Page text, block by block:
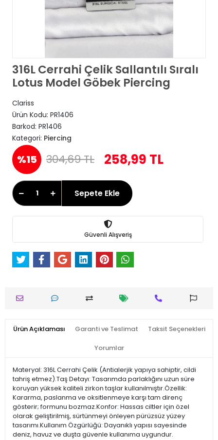
316L Cerrahi Çelik Sallantılı Sıralı
Lotus Model Göbek Piercing
Clariss
Ürün Kodu: PR1406
Barkod: PR1406
Kategori: Piercing
%15 304,69 TL 258,99 TL
Sepete Ekle
Güvenli Alışveriş
Ürün Açıklaması Garanti ve Teslimat Taksit Seçenekleri
Yorumlar
Materyal: 316L Cerrahi Çelik (Antialerjik yapıya sahiptir, cildi
tahriş etmez).Taş Detayı: Tasarımda parlaklığını uzun süre
koruyan yüksek kaliteli zirkon taşlar kullanılmıştır.Özellik:
Kararma, paslanma ve oksitlenmeye karşı tam direnç
gösterir; formunu bozmaz.Konfor: Hassas ciltler için özel
olarak geliştirilmiş, sürtünmeyi önleyen pürüzsüz yüzey
tasarımı.Kullanım Özgürlüğü: Dayanıklı yapısı sayesinde
deniz, havuz ve duşta güvenle kullanıma uygundur.